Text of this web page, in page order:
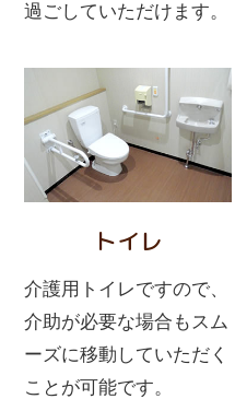
過ごしていただけます。
トイレ
介護用トイレですので、
介助が必要な場合もスム
ーズに移動していただく
ことが可能です。